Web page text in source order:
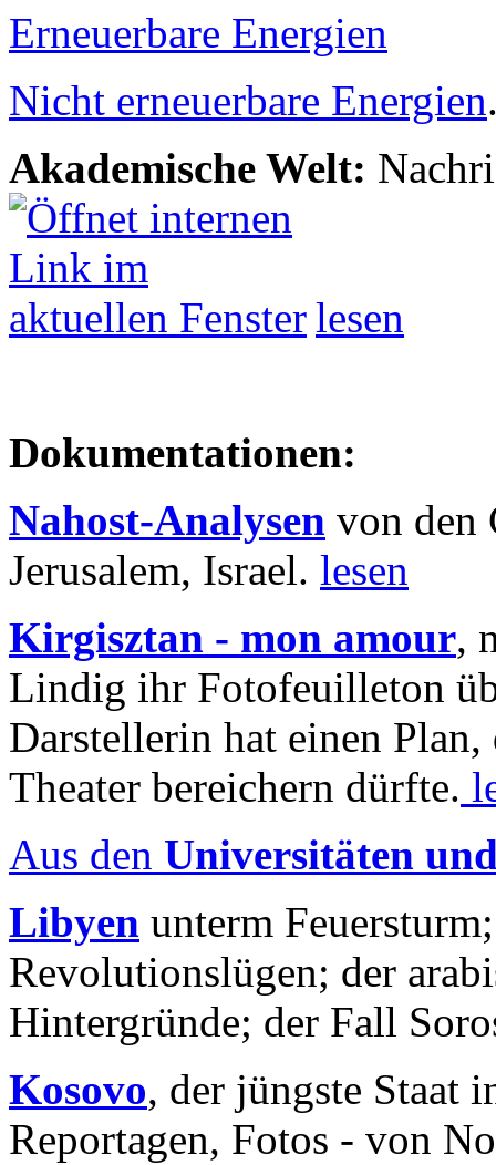
Erneuerbare Energien
Nicht erneuerbare Energien
Akademische Welt:
lesen
Dokumentationen:
Nahost-Analysen von den
Jerusalem, Israel. lesen
Kirgisztan - mon amour,
Lindig ihr Fotofeuilleton
Darstellerin hat einen Plan,
Theater bereichern dürfte.
Aus den Universitäten
Libyen unterm
Revolutionslügen; der
Hintergründe; der Fall
Kosovo, der jüngste Staat
Reportagen, Fotos - von